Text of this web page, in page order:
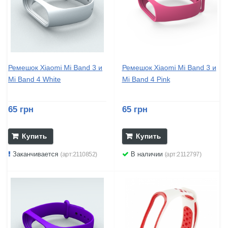
Ремешок Xiaomi Mi Band 3 и
Mi Band 4 White
65 грн
Купить
Заканчивается (арт:2110852)
Ремешок Xiaomi Mi Band 3 и
Mi Band 4 Pink
65 грн
Купить
В наличии (арт:2112797)